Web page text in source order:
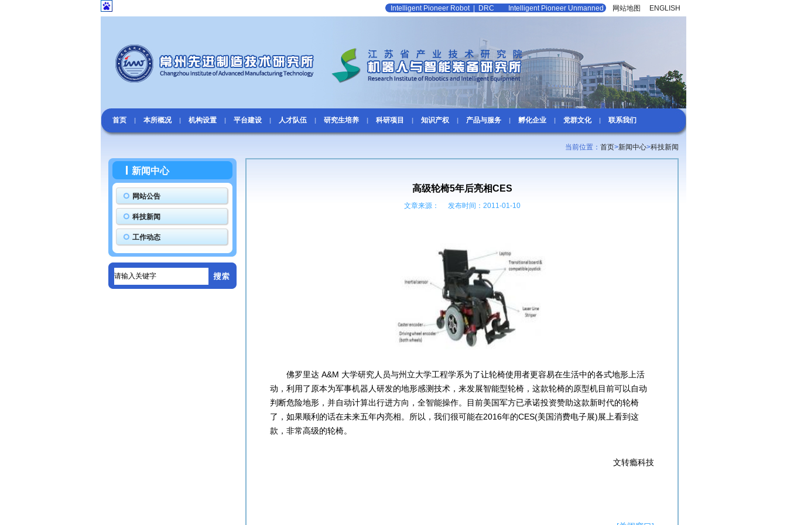
Intelligent Pioneer Robot| DRC Intelligent Pioneer Unmanned 网站地图 ENGLISH
首页 | 本所概况 | 机构设置 | 平台建设 | 人才队伍 | 研究生培养 | 科研项目 | 知识产权 | 产品与服务 | 孵化企业 | 党群文化 | 联系我们
当前位置： 首页>新闻中心>科技新闻
新闻中心
网站公告
科技新闻
工作动态
高级轮椅5年后亮相CES
文章来源： 发布时间：2011-01-10
佛罗里达 A&M 大学研究人员与州立大学工程学系为了让轮椅使用者更容易在生活中的各式地形上活
动，利用了原本为军事机器人研发的地形感测技术，来发展智能型轮椅，这款轮椅的原型机目前可以自动
判断危险地形，并自动计算出行进方向，全智能操作。目前美国军方已承诺投资赞助这款新时代的轮椅
了，如果顺利的话在未来五年内亮相。所以，我们很可能在2016年的CES(美国消费电子展)展上看到这
款，非常高级的轮椅。
文转瘾科技